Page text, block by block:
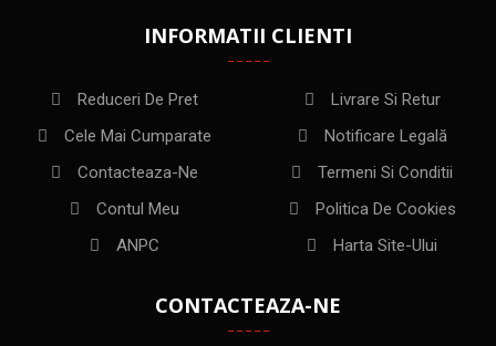
INFORMATII CLIENTI
Reduceri De Pret
Cele Mai Cumparate
Contacteaza-Ne
Contul Meu
ANPC
Livrare Si Retur
Notificare Legală
Termeni Si Conditii
Politica De Cookies
Harta Site-Ului
CONTACTEAZA-NE